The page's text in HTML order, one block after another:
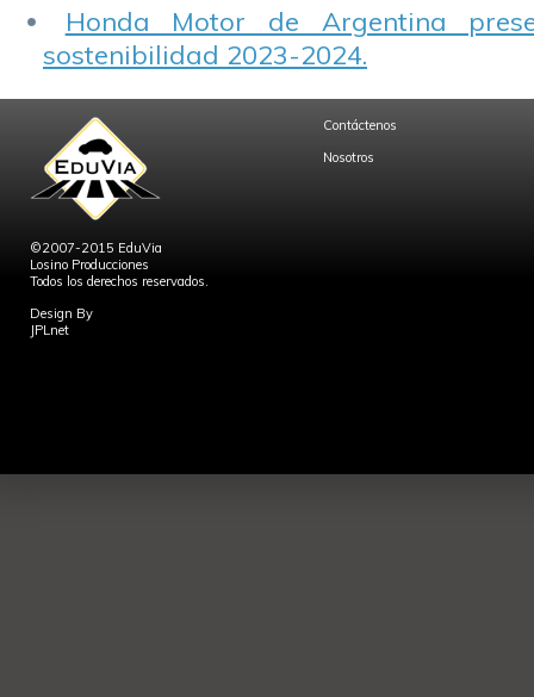
Honda Motor de Argentina
sostenibilidad 2023-2024.
©2007-2015 EduVia
Losino Producciones
Todos los derechos reservados.
Design By
JPLnet
Contáctenos
Nosotros